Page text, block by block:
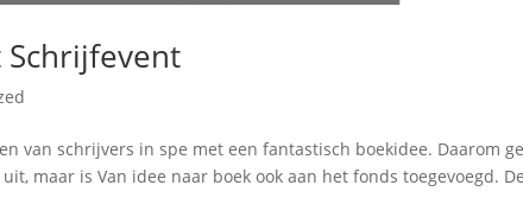
Schrijfevent
van schrijvers in spe met een fantastisch boekidee. Daarom
maar is Van idee naar boek ook aan het fonds toegevoegd. De